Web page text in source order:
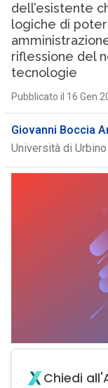
dell’esistente
logiche di
riflessione del
tecnologie
Pubblicato il 16 Gen
Giovanni Boccia
Università di
Chiedi